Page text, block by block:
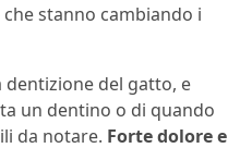
stanno cambiando i
dentizione del gatto, e
un dentino o di quando
da notare. Forte dolore e